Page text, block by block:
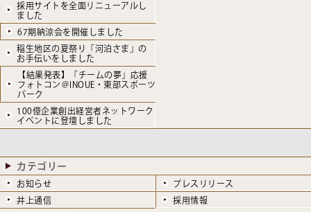
採用サイトを全面リニューアルし
ました
67期納涼会を開催しました
稲生地区の夏祭り「河泊さま」の
お手伝いをしました
【結果発表】「チームの夢」応援
フォトコン＠INOUE・東部スポーツ
パーク
100億企業創出経営者ネットワーク
イベントに登壇しました
カテゴリー
お知らせ
プレスリリース
井上通信
採用情報